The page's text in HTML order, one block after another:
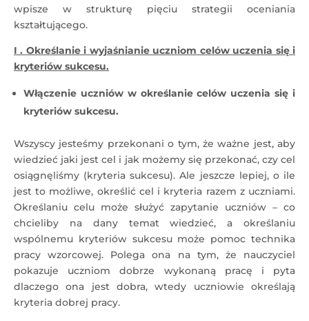
wpisze w strukturę pięciu strategii oceniania
kształtującego.
I . Określanie i wyjaśnianie uczniom celów uczenia się i
kryteriów sukcesu.
Włączenie uczniów w określanie celów uczenia się i
kryteriów sukcesu.
Wszyscy jesteśmy przekonani o tym, że ważne jest, aby
wiedzieć jaki jest cel i jak możemy się przekonać, czy cel
osiągnęliśmy (kryteria sukcesu). Ale jeszcze lepiej, o ile
jest to możliwe, określić cel i kryteria razem z uczniami.
Określaniu celu może służyć zapytanie uczniów – co
chcieliby na dany temat wiedzieć, a określaniu
wspólnemu kryteriów sukcesu może pomoc technika
pracy wzorcowej. Polega ona na tym, że nauczyciel
pokazuje uczniom dobrze wykonaną pracę i pyta
dlaczego ona jest dobra, wtedy uczniowie określają
kryteria dobrej pracy.